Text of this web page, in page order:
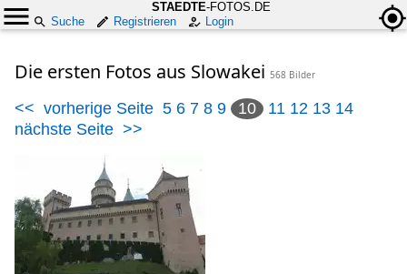
STAEDTE-FOTOS.DE
Suche
Registrieren Login
Die ersten Fotos aus Slowakei 568 Bilder
<< vorherige Seite 5 6 7 8 9 10 11 12 13 14
nächste Seite >>